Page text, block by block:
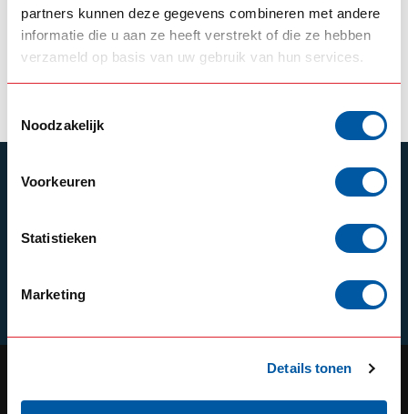
partners kunnen deze gegevens combineren met andere
informatie die u aan ze heeft verstrekt of die ze hebben
verzameld op basis van uw gebruik van hun services.
Noodzakelijk
Voorkeuren
Statistieken
Marketing
Details tonen
--,-- In stock --,-- In stock
SUBSCRIBE TO OUR NEWSLETTER
Schrijf je in